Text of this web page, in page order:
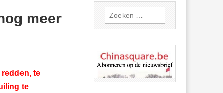
meer
te
te
Zoeken
naar: